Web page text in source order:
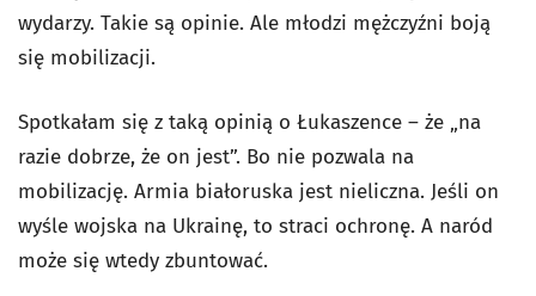
wydarzy. Takie są opinie. Ale młodzi mężczyźni boją
się mobilizacji.
Spotkałam się z taką opinią o Łukaszence – że „na
razie dobrze, że on jest”. Bo nie pozwala na
mobilizację. Armia białoruska jest nieliczna. Jeśli on
wyśle wojska na Ukrainę, to straci ochronę. A naród
może się wtedy zbuntować.